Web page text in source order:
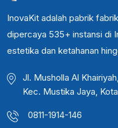
InovaKit adalah pabrik
dipercaya 535+ instansi di
estetika dan ketahanan
Jl. Musholla Al
Kec. Mustika Jaya,
0811-1914-146